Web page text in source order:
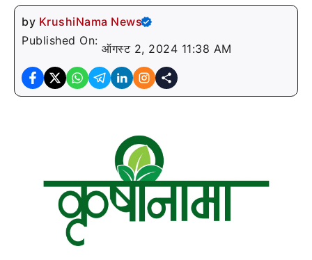
by KrushiNama News
Published On:
ऑगस्ट 2, 2024 11:38 AM